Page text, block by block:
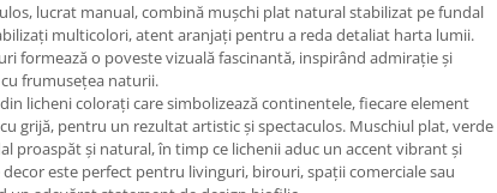
lucrat manual, combină mușchi plat natural stabilizat pe fundal
multicolori, atent aranjați pentru a reda detaliat harta lumii.
formează o poveste vizuală fascinantă, inspirând admirație și
frumusețea naturii.
licheni colorați care simbolizează continentele, fiecare element
grijă, pentru un rezultat artistic și spectaculos. Muschiul plat, verde
proaspăt și natural, în timp ce lichenii aduc un accent vibrant și
este perfect pentru livinguri, birouri, spații comerciale sau